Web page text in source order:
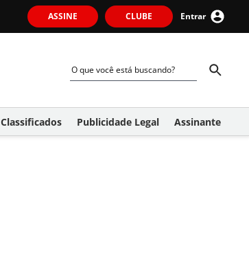
ASSINE CLUBE Entrar
Classificados Publicidade Legal Assinante